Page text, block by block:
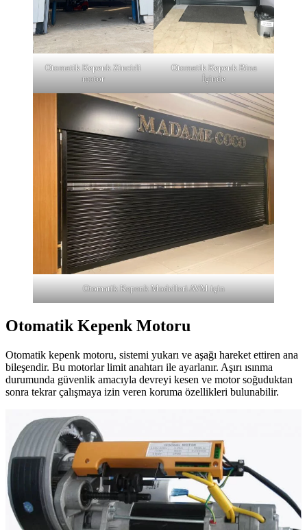
Otomatik Kepenk Zincirli
motor
Otomatik Kepenk Bina
İçinde
Otomatik Kepenk Modelleri AVM için
Otomatik Kepenk Motoru
Otomatik kepenk motoru, sistemi yukarı ve aşağı hareket ettiren ana
bileşendir. Bu motorlar limit anahtarı ile ayarlanır. Aşırı ısınma
durumunda güvenlik amacıyla devreyi kesen ve motor soğuduktan
sonra tekrar çalışmaya izin veren koruma özellikleri bulunabilir.